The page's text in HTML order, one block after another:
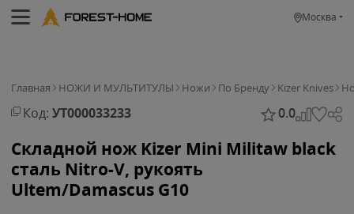
Москва
Главная НОЖИ И МУЛЬТИТУЛЫ Ножи По Бренду Kizer Knives
Код: УТ000033233 0.0
Складной нож Kizer Mini Militaw black
сталь Nitro-V, рукоять
Ultem/Damascus G10